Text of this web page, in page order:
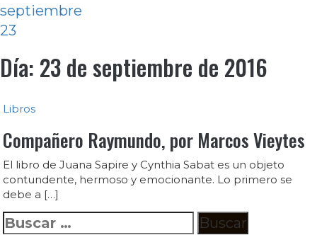
septiembre
23
Día: 23 de septiembre de 2016
Libros
Compañero Raymundo, por Marcos Vieytes
El libro de Juana Sapire y Cynthia Sabat es un objeto
contundente, hermoso y emocionante. Lo primero se
debe a […]
Buscar: